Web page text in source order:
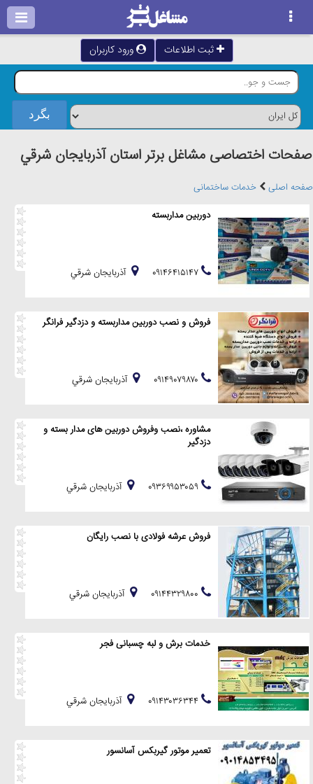
ثبت اطلاعات ورود کاربران
صفحات اختصاصی مشاغل برتر استان آذربايجان شرقي
صفحه اصلی
خدمات ساختمانی
دوربین مداربسته
آذربايجان شرقي
فروش و نصب دوربین مداربسته و دزدگیر فرانگر
آذربايجان شرقي
مشاوره ،نصب وفروش دوربین های مدار بسته و
دزدگیر
آذربايجان شرقي
فروش عرشه فولادی با نصب رایگان
آذربايجان شرقي
خدمات برش و لبه چسبانی فجر
آذربايجان شرقي
تعمیر موتور گیربکس آسانسور